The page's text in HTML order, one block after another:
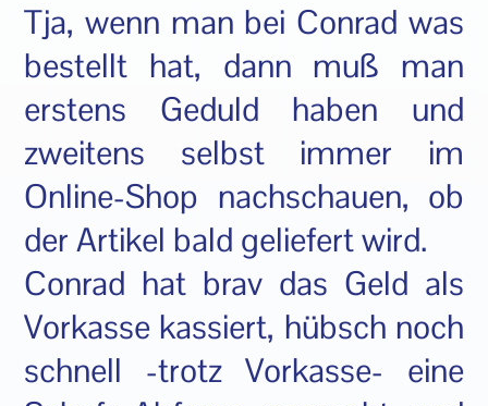
Tja, wenn man bei Conrad was
bestellt hat, dann muß man
erstens Geduld haben und
zweitens selbst immer im
Online-Shop nachschauen, ob
der Artikel bald geliefert wird.
Conrad hat brav das Geld als
Vorkasse kassiert, hübsch noch
schnell -trotz Vorkasse- eine